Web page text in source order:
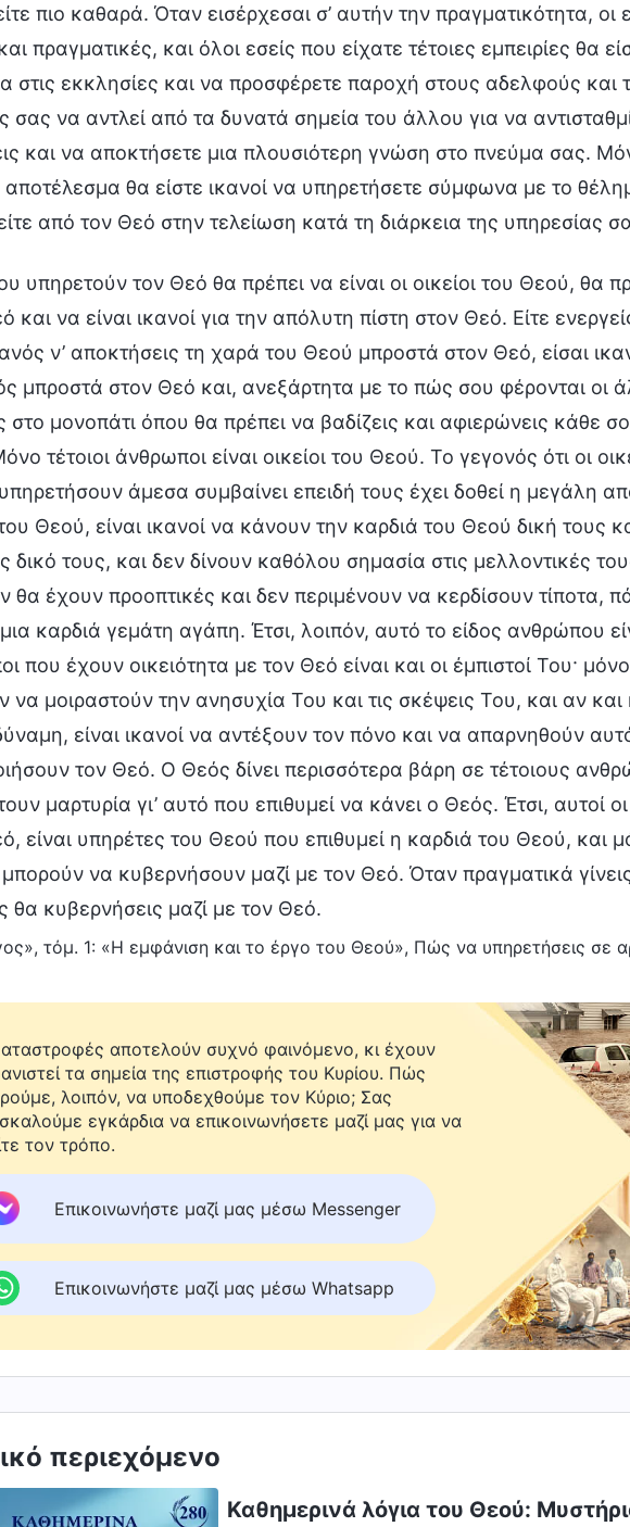
πιο καθαρά. Όταν εισέρχεσαι σ’ αυτήν την πραγματικότητα, οι
πραγματικές, και όλοι εσείς που είχατε τέτοιες εμπειρίες θα
στις εκκλησίες και να προσφέρετε παροχή στους αδελφούς και
σας να αντλεί από τα δυνατά σημεία του άλλου για να
και να αποκτήσετε μια πλουσιότερη γνώση στο πνεύμα σας.
αποτέλεσμα θα είστε ικανοί να υπηρετήσετε σύμφωνα με το
από τον Θεό στην τελείωση κατά τη διάρκεια της υπηρεσίας
υπηρετούν τον Θεό θα πρέπει να είναι οι οικείοι του Θεού, θα
και να είναι ικανοί για την απόλυτη πίστη στον Θεό. Είτε
ν’ αποκτήσεις τη χαρά του Θεού μπροστά στον Θεό, είσαι
μπροστά στον Θεό και, ανεξάρτητα με το πώς σου φέρονται οι
στο μονοπάτι όπου θα πρέπει να βαδίζεις και αφιερώνεις κάθε
τέτοιοι άνθρωποι είναι οικείοι του Θεού. Το γεγονός ότι οι
άμεσα συμβαίνει επειδή τους έχει δοθεί η μεγάλη
Θεού, είναι ικανοί να κάνουν την καρδιά του Θεού δική τους
δικό τους, και δεν δίνουν καθόλου σημασία στις μελλοντικές
θα έχουν προοπτικές και δεν περιμένουν να κερδίσουν τίποτα,
καρδιά γεμάτη αγάπη. Έτσι, λοιπόν, αυτό το είδος ανθρώπου
που έχουν οικειότητα με τον Θεό είναι και οι έμπιστοί Του·
να μοιραστούν την ανησυχία Του και τις σκέψεις Του, και αν
είναι ικανοί να αντέξουν τον πόνο και να απαρνηθούν
τον Θεό. Ο Θεός δίνει περισσότερα βάρη σε τέτοιους
μαρτυρία γι’ αυτό που επιθυμεί να κάνει ο Θεός. Έτσι, αυτοί
είναι υπηρέτες του Θεού που επιθυμεί η καρδιά του Θεού, και
να κυβερνήσουν μαζί με τον Θεό. Όταν πραγματικά
θα κυβερνήσεις μαζί με τον Θεό.
τόμ. 1: «Η εμφάνιση και το έργο του Θεού», Πώς να υπηρετήσεις σε
αποτελούν συχνό φαινόμενο, κι έχουν
τα σημεία της επιστροφής του Κυρίου. Πώς
λοιπόν, να υποδεχθούμε τον Κύριο; Σας
εγκάρδια να επικοινωνήσετε μαζί μας για να
τον τρόπο.
Επικοινωνήστε μαζί μας μέσω Messenger
Επικοινωνήστε μαζί μας μέσω Whatsapp
περιεχόμενο
Καθημερινά λόγια του Θεού: